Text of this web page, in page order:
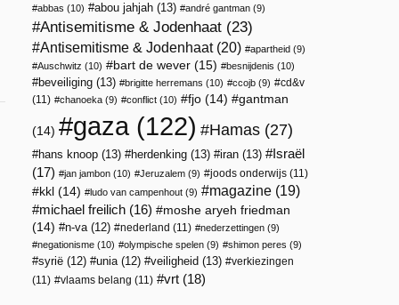
abbas (10) abou jahjah (13) andré gantman (9)
Antisemitisme & Jodenhaat (23)
Antisemitisme & Jodenhaat(20) apartheid (9)
Auschwitz (10) bart de wever (15) besnijdenis (10)
beveiliging (13) brigitte herremans (10) ccojb (9)
cd&v
(11)
chanoeka (9) conflict (10) fjo (14) gantman
(14) gaza(122) Hamas (27)
hans knoop (13) herdenking (13) iran (13)
Israël
(17)
jan jambon (10) Jeruzalem (9) joods onderwijs (11)
kkl (14) ludo van campenhout (9) magazine (19)
michael freilich (16)
moshe aryeh friedman
(14)
n-va(12) nederland (11) nederzettingen (9)
negationisme (10) olympische spelen (9) shimon peres (9)
syrië (12) unia(12) veiligheid (13)
verkiezingen
(11)
vlaams belang (11) vrt (18)